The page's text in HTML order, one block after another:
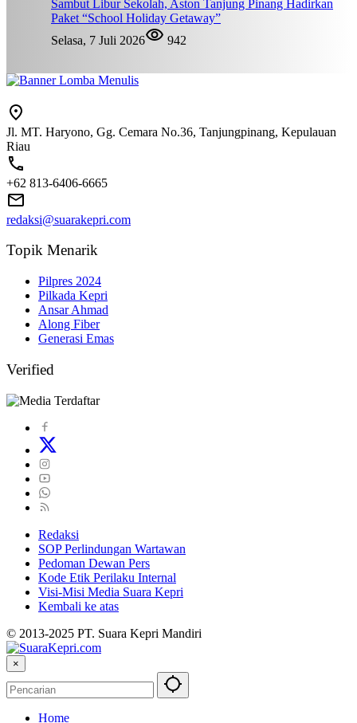
Sambut Libur Sekolah, Aston Tanjung Pinang Hadirkan
Paket “School Holiday Getaway”
Selasa, 7 Juli 2026
942
Jl. MT. Haryono, Gg. Cemara No.36, Tanjungpinang, Kepulauan
Riau
+62 813-6406-6665
redaksi@suarakepri.com
Topik Menarik
Pilpres 2024
Pilkada Kepri
Ansar Ahmad
Along Fiber
Generasi Emas
Verified
Redaksi
SOP Perlindungan Wartawan
Pedoman Dewan Pers
Kode Etik Perilaku Internal
Visi-Misi Media Suara Kepri
Kembali ke atas
© 2013-2025 PT. Suara Kepri Mandiri
×
Home